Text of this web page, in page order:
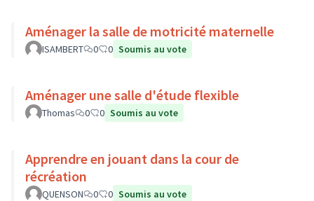
Aménager la salle de motricité maternelle
ISAMBERT 0 0 Soumis au vote
Aménager une salle d'étude flexible
Thomas 0 0 Soumis au vote
Apprendre en jouant dans la cour de
récréation
QUENSON 0 0 Soumis au vote